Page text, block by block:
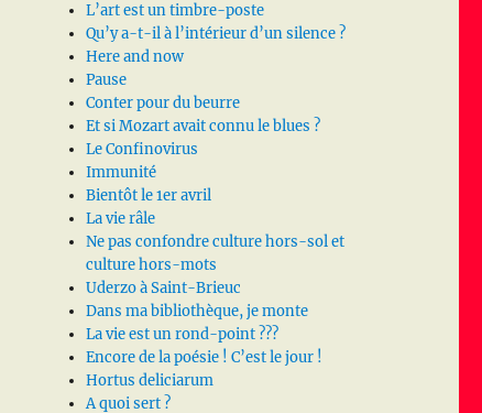
L’art est un timbre-poste
Qu’y a-t-il à l’intérieur d’un silence ?
Here and now
Pause
Conter pour du beurre
Et si Mozart avait connu le blues ?
Le Confinovirus
Immunité
Bientôt le 1er avril
La vie râle
Ne pas confondre culture hors-sol et
culture hors-mots
Uderzo à Saint-Brieuc
Dans ma bibliothèque, je monte
La vie est un rond-point ???
Encore de la poésie ! C’est le jour !
Hortus deliciarum
A quoi sert ?